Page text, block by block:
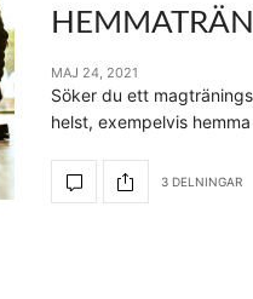
MAJ 24, 2021
Söker du ett
helst, exempelvis
3 DELNINGAR